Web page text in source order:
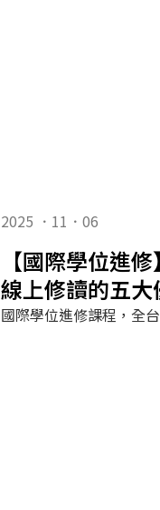
2025 ．11．06
【國際學位進
線上修讀的五大